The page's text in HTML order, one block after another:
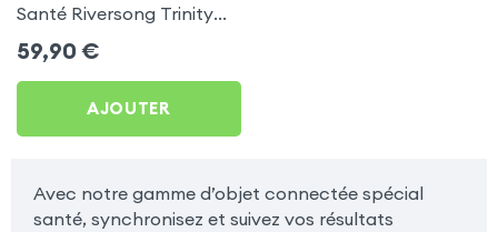
Santé Riversong Trinity
Noir - Anneau Connecté
Étanche IP68
59,90 €
AJOUTER
Avec notre gamme d’objet connectée spécial
santé, synchronisez et suivez vos résultats